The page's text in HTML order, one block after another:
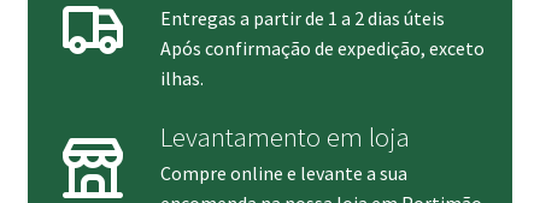
Entregas a partir de 1 a 2 dias úteis
Após confirmação de expedição, exceto
ilhas.
Levantamento em loja
Compre online e levante a sua